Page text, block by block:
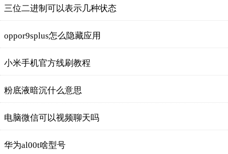
三位二进制可以表示几种状态
oppor9splus怎么隐藏应用
小米手机官方线刷教程
粉底液暗沉什么意思
电脑微信可以视频聊天吗
华为al00t啥型号